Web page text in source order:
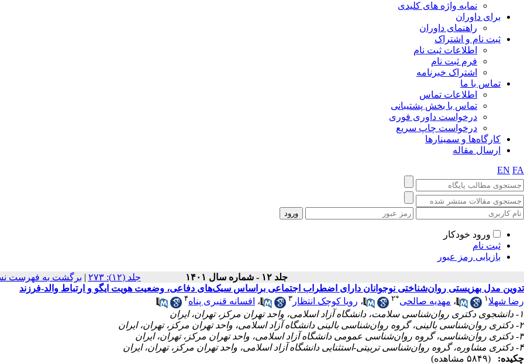
نمایه واژه های کلیدی
برای داوران
راهنمای داوران
ثبت نام و اشتراک
اطلاعات ثبت نام
فرم ثبت نام
اشتراک خبرنامه
تماس با ما
اطلاعات تماس
تماس با بخش پشتیبانی
درخواست داوری فوری
درخواست چاپ سریع
کارگاه‌ها و سمینارها
ارسال مقاله
EN FA
ورود خودکار
ثبت نام
بازیابی رمز عبور
جلد ۱۲ - شماره سال ۱۴۰۱ ‫جلد (۱۲): ۲۷۳ | برگشت به فهرست
تدوین مدل بهزیستی روان‌شناختی نوجوانان دارای اضطراب اجتماعی براساس سبک‌های دفاعی، وضعیت هویت ایگو و ارتباط والد-فرزند
رضا شهلا۱ ، مهدیه صالحی*۲ ، رویا کوچک انتظار ۳ ، افسانه قنبری پناه۴
۱- دانشجوی دکتری روان‌شناسی سلامت، دانشگاه آزاد اسلامی، واحد تهران مرکز، تهران، ایران
۲- دکتری روان‌شناسی بالینی، گروه روان‌شناسی بالینی دانشگاه آزاد اسلامی، واحد تهران مرکز، تهران، ایران
۳- دکتری روان‌شناسی، گروه روان‌شناسی عمومی دانشگاه آزاد اسلامی، واحد تهران مرکز، تهران، ایران
۴- دکتری مشاوره، گروه روان‌شناسی تربیتی-استثنایی دانشگاه آزاد اسلامی، واحد تهران مرکز، تهران، ایران
چکیده:
(۵۸۴۹ مشاهده)